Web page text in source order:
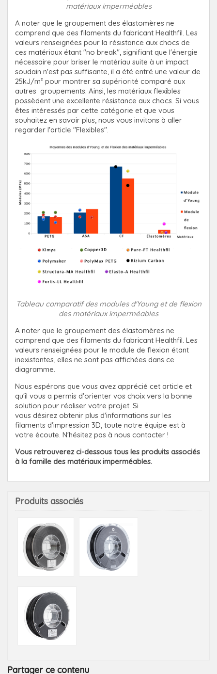
matériaux imperméables
A noter que le groupement des élastomères ne
comprend que des filaments du fabricant Healthfil. Les
valeurs renseignées pour la résistance aux chocs de
ces matériaux étant "no break", signifiant que l'énergie
nécessaire pour briser le matériau suite à un impact
soudain n'est pas suffisante, il a été entré une valeur de
25kJ/m² pour montrer sa supériorité comparé aux
autres groupements. Ainsi, les matériaux flexibles
possèdent une excellente résistance aux chocs. Si vous
êtes intéressés par cette catégorie et que vous
souhaitez en savoir plus, nous vous invitons à aller
regarder l'article "Flexibles".
Tableau comparatif des modules d'Young et de flexion
des matériaux imperméables
A noter que le groupement des élastomères ne
comprend que des filaments du fabricant Healthfil. Les
valeurs renseignées pour le module de flexion étant
inexistantes, elles ne sont pas affichées dans ce
diagramme.
Nous espérons que vous avez apprécié cet article et
qu'il vous a permis d'orienter vos choix vers la bonne
solution pour réaliser votre projet. Si
vous désirez obtenir plus d'informations sur les
filaments d'impression 3D, toute notre équipe est à
votre écoute. N'hésitez pas à nous contacter !
Vous retrouverez ci-dessous tous les produits associés
à la famille des matériaux imperméables.
Produits associés
Partager ce contenu